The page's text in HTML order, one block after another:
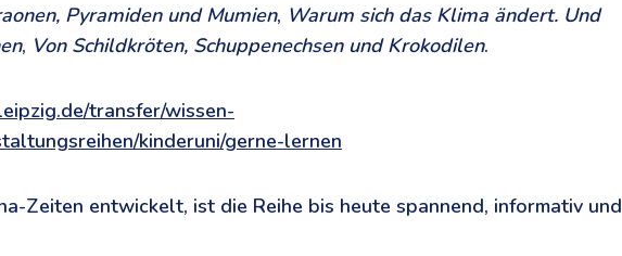
Pyramiden und Mumien, Warum sich das Klima ändert. Und
, Von Schildkröten, Schuppenechsen und Krokodilen.
transfer/wissen-
kinderuni/gerne-lernen
Zeiten entwickelt, ist die Reihe bis heute spannend, informativ und